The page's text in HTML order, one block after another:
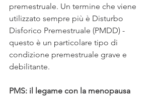
premestruale. Un termine che viene
utilizzato sempre più è Disturbo
Disforico Premestruale (PMDD) -
questo è un particolare tipo di
condizione premestruale grave e
debilitante.
PMS: il legame con la menopausa